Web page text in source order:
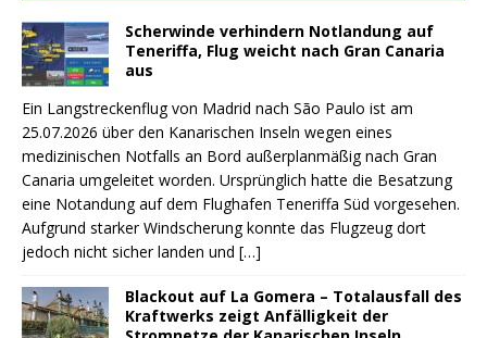
Scherwinde verhindern Notlandung auf
Teneriffa, Flug weicht nach Gran Canaria
aus
Ein Langstreckenflug von Madrid nach São Paulo ist am
25.07.2026 über den Kanarischen Inseln wegen eines
medizinischen Notfalls an Bord außerplanmäßig nach Gran
Canaria umgeleitet worden. Ursprünglich hatte die Besatzung
eine Notandung auf dem Flughafen Teneriffa Süd vorgesehen.
Aufgrund starker Windscherung konnte das Flugzeug dort
jedoch nicht sicher landen und […]
Blackout auf La Gomera – Totalausfall des
Kraftwerks zeigt Anfälligkeit der